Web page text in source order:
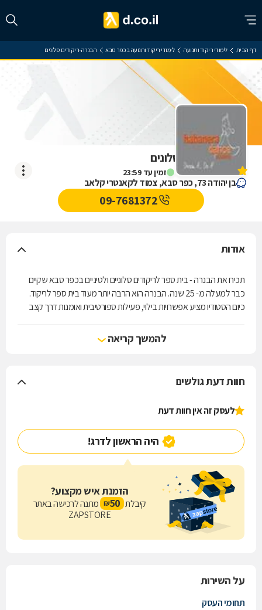
דף הבית לימודי ריקוד ותנועה לימודי ריקוד ותנועה בכפר סבא הבנרה-ריקודים סלונים
זמין עד 23:59
הבנרה-ריקודים סלונים
אין עדיין חוות דעת
בן יהודה 73, כפר סבא, צמוד לקאנטרי קלאב
09-7681372
אודות
תכירו את הבנרה - בית ספר לריקודים סלוניים ולטיניים בכפר סבא שקיים
כבר למעלה מ- 25 שנה. הבנרה הוא הרבה יותר מעוד בית ספר לריקוד.
כיום הסטודיו מציע אפשרויות בילוי, פעילות ספורטיבית ואומנות דרך קצב
שיש להם שתי רגליים שמאליות. אנחנו מבטיחים לכם שגם אתם תיהנו
ותרגישו ביטחון על רחבת הריקודים. הצטרפו לשיעור ניסיון, ואל תפסיקו
להמשך קריאה
חוות דעת גולשים
לעסק זה אין חוות דעת
היה הראשון לדרג!
הזמנת איש מקצוע?
קיבלת 50
₪ מתנה לרכישה באתר
ZAPSTORE
על השירות
תחומי העסק